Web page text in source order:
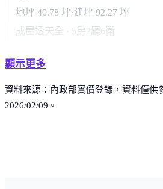
地坪 40.78 坪·建坪 92.27 坪
成屋透天全 · 5房2廳6衛
顯示更多
資料來源：內政部實價登錄，資料僅供
2026/02/09。